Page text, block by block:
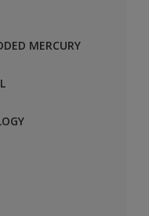
MERCURY